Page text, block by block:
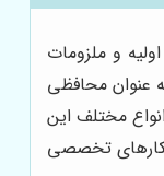
و ملزومات
عنوان محافظی
مختلف این
تخصصی